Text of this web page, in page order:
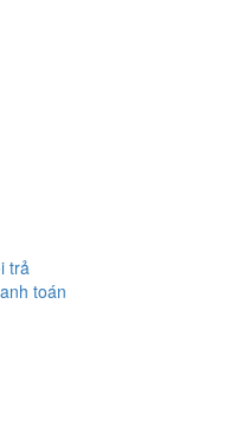
trả
toán